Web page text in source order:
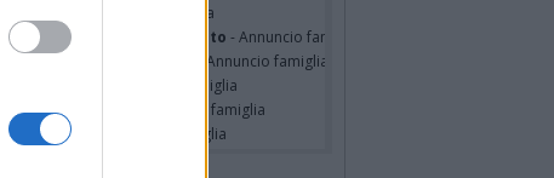
- Annuncio famiglia
Martini ved. Cecconato - Annuncio famiglia
- Annuncio famiglia
- Annuncio famiglia
Colombo
- Annuncio famiglia
Fava
- Annuncio famiglia